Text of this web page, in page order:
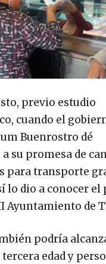
previo estudio
cuando el
Buenrostro dé
su promesa de
para transporte
lo dio a conocer el
Ayuntamiento de
podría
edad y